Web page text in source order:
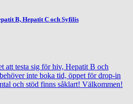
B, Hepatit C och Syfilis
att testa sig för hiv, Hepatit B och
inte boka tid, öppet för drop-in
och stöd finns såklart! Välkommen!